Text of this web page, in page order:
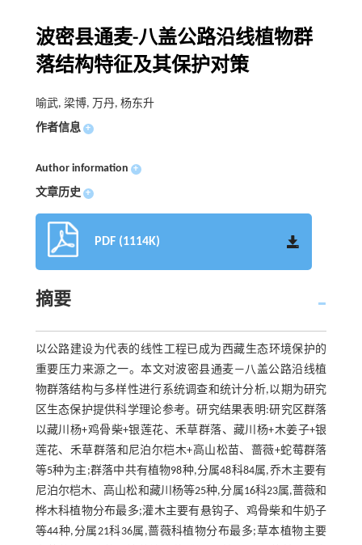
波密县通麦-八盖公路沿线植物群
落结构特征及其保护对策
喻武, 梁博, 万丹, 杨东升
作者信息 +
Author information +
文章历史 +
PDF (1114K)
摘要
以公路建设为代表的线性工程已成为西藏生态环境保护的
重要压力来源之一。本文对波密县通麦—八盖公路沿线植
物群落结构与多样性进行系统调查和统计分析,以期为研究
区生态保护提供科学理论参考。研究结果表明:研究区群落
以藏川杨+鸡骨柴+银莲花、禾草群落、藏川杨+木姜子+银
莲花、禾草群落和尼泊尔桤木+高山松苗、蔷薇+蛇莓群落
等5种为主;群落中共有植物98种,分属48科84属,乔木主要有
尼泊尔桤木、高山松和藏川杨等25种,分属16科23属,蔷薇和
桦木科植物分布最多;灌木主要有悬钩子、鸡骨柴和牛奶子
等44种,分属21科36属,蔷薇科植物分布最多;草本植物主要